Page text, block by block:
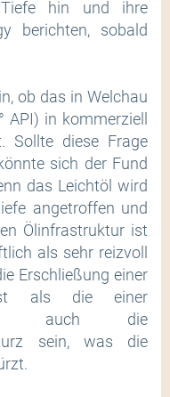
Tiefe hin und ihre
berichten, sobald
ob das in Welchau
API) in kommerziell
Sollte diese Frage
sich der Fund
das Leichtöl wird
angetroffen und
Ölinfrastruktur ist
als sehr reizvoll
Erschließung einer
ist als die einer
auch die
sein, was die